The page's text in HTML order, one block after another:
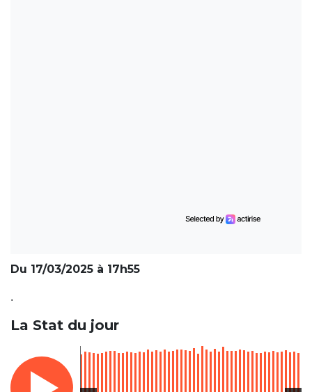
Du 17/03/2025 à 17h55
.
La Stat du jour